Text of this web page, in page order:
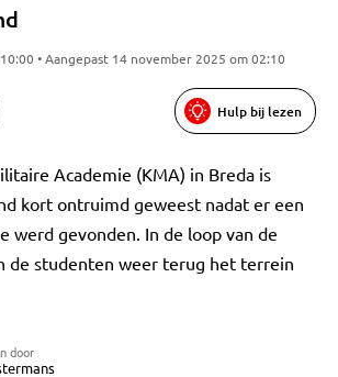
• Aangepast 14 november 2025 om 02:10
Hulp bij lezen
Academie (KMA) in Breda is
kort ontruimd geweest nadat er een
werd gevonden. In de loop van de
de studenten weer terug het terrein
door